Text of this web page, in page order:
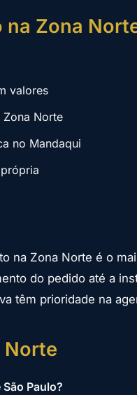
Zona
valores
Zona Norte
no Mandaqui
na Zona Norte é o
do pedido até a
têm prioridade na
Paulo?